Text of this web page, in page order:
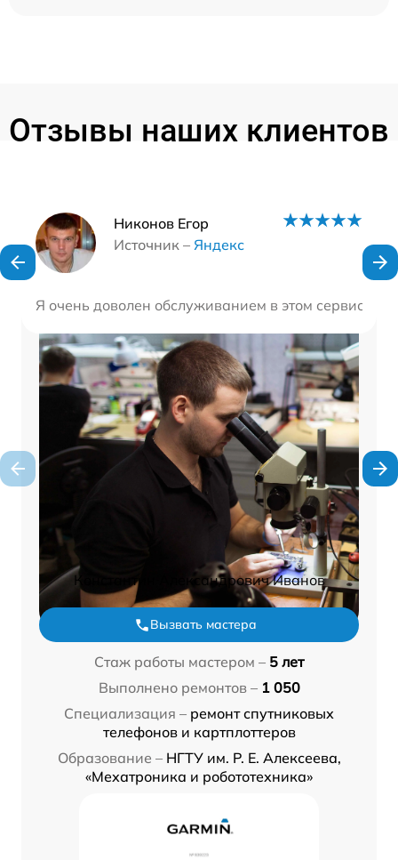
Отзывы наших клиентов
Никонов Егор
Источник – Яндекс
Я очень доволен обслуживанием в этом
Наши мастера
Константин Александрович Иванов
Вызвать мастера
Стаж работы мастером – 5 лет
Выполнено ремонтов – 1 050
Специализация – ремонт спутниковых
телефонов и картплоттеров
Образование – НГТУ им. Р. Е. Алексеева,
«Мехатроника и робототехника»